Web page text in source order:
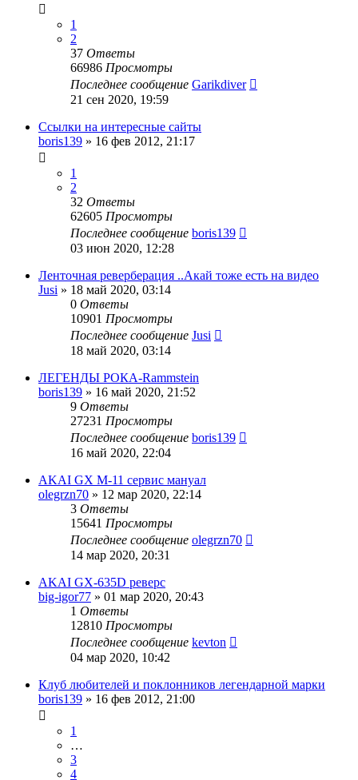
1
2
37 Ответы
66986 Просмотры
Последнее сообщение Garikdiver
21 сен 2020, 19:59
Ссылки на интересные сайты
boris139 » 16 фев 2012, 21:17
1
2
32 Ответы
62605 Просмотры
Последнее сообщение boris139
03 июн 2020, 12:28
Ленточная реверберация ..Акай тоже есть на видео
Jusi » 18 май 2020, 03:14
0 Ответы
10901 Просмотры
Последнее сообщение Jusi
18 май 2020, 03:14
ЛЕГЕНДЫ РОКА-Rammstein
boris139 » 16 май 2020, 21:52
9 Ответы
27231 Просмотры
Последнее сообщение boris139
16 май 2020, 22:04
AKAI GX M-11 сервис мануал
olegrzn70 » 12 мар 2020, 22:14
3 Ответы
15641 Просмотры
Последнее сообщение olegrzn70
14 мар 2020, 20:31
AKAI GX-635D реверс
big-igor77 » 01 мар 2020, 20:43
1 Ответы
12810 Просмотры
Последнее сообщение kevton
04 мар 2020, 10:42
Клуб любителей и поклонников легендарной марки
boris139 » 16 фев 2012, 21:00
1
…
3
4